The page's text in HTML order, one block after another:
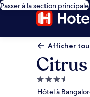
Passer à la section principale
Afficher
Citrus
Hébergement
3.5 étoiles
Hôtel à